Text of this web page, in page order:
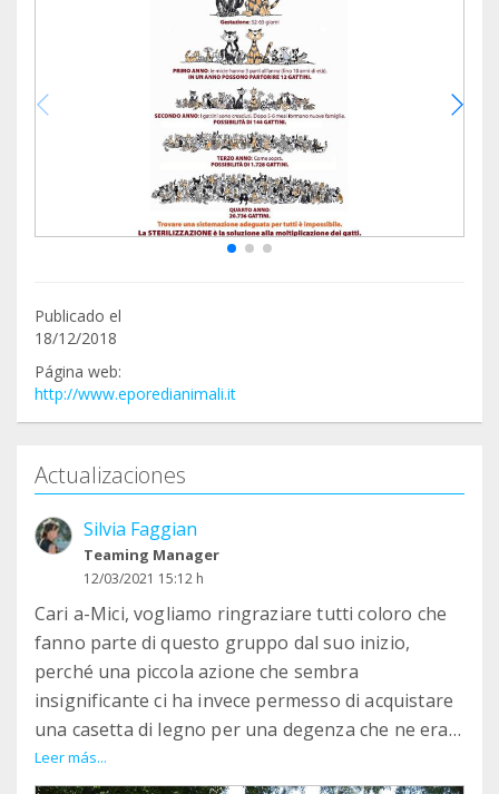
Publicado el
18/12/2018
Página web:
http://www.eporedianimali.it
Actualizaciones
Silvia Faggian
Teaming Manager
12/03/2021 15:12 h
Cari a-Mici, vogliamo ringraziare tutti coloro che
fanno parte di questo gruppo dal suo inizio,
perché una piccola azione che sembra
insignificante ci ha invece permesso di acquistare
una casetta di legno per una degenza che ne era
sprovvista, così in inverno i gatti di quell'area
hanno potuto dormire al caldo !
Leer más...